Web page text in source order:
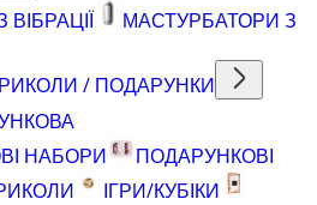
МАСТУРБАТОРИ З
/ ПОДАРУНКИ
НАБОРИ
ПОДАРУНКОВІ
ІГРИ/КУБІКИ